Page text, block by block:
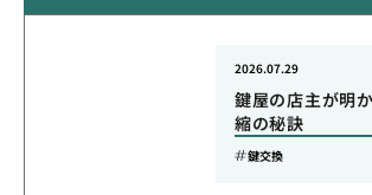
鍵屋の店主が明
縮の秘訣
2026.07.29
鍵交換